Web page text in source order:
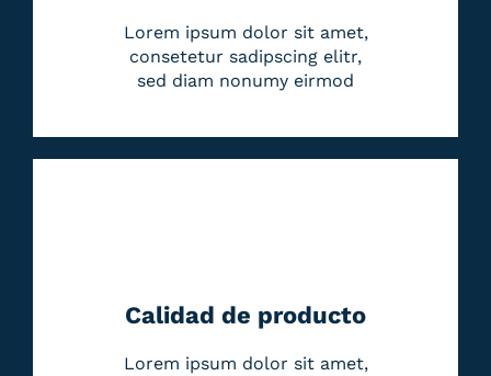
Lorem ipsum dolor sit amet,
consetetur sadipscing elitr,
sed diam nonumy eirmod
Calidad de producto
Lorem ipsum dolor sit amet,